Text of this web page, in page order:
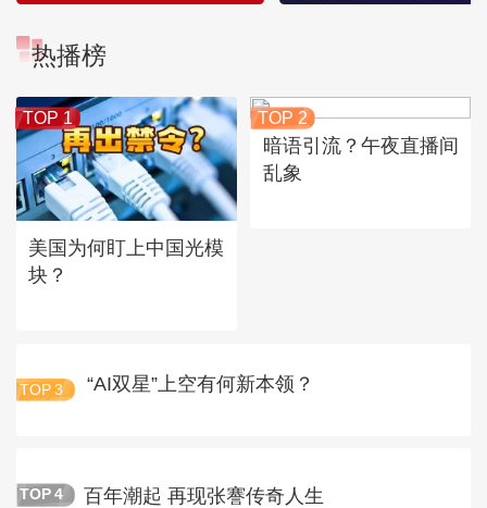
热播榜
TOP 1
美国为何盯上中国光模
块？
TOP 2
暗语引流？午夜直播间
乱象
TOP 3 “AI双星”上空有何新本领？
TOP 4 百年潮起 再现张謇传奇人生